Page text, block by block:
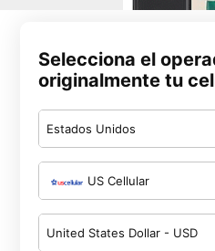
Selecciona el
originalmente tu
Estados Unidos
US Cellular
United States Dollar - USD